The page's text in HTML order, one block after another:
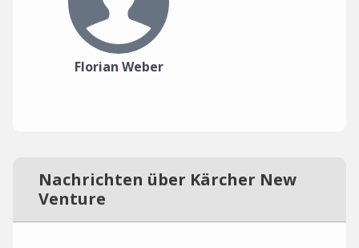
Florian Weber
Nachrichten über Kärcher New
Venture